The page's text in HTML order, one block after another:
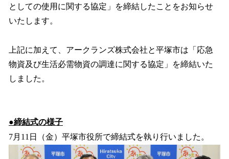
で
す
としての使用に関する協定」を締結したことをお知らせ
いたします。
上記に加えて、アークランズ株式会社と平塚市は「応急
物資及び生活必需物資の調達に関する協定」を締結いた
しました。
●締結式の様子
7月11日（金）平塚市役所で締結式を執り行いました。